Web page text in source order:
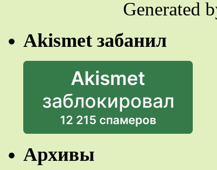
Generated
Akismet забанил
Akismet
заблокировал
12 215 спамеров
Архивы